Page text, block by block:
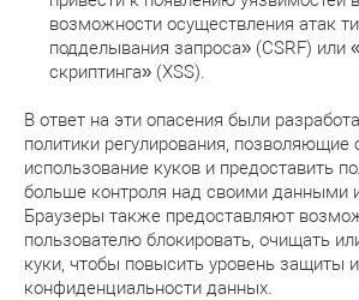
возможности осуществления атак
подделывания запроса» (CSRF) или
скриптинга» (XSS).
В ответ на эти опасения были
политики регулирования, позволяющие
использование куков и предоставить
больше контроля над своими данными
Браузеры также предоставляют
пользователю блокировать, очищать
куки, чтобы повысить уровень защиты и
конфиденциальности данных.